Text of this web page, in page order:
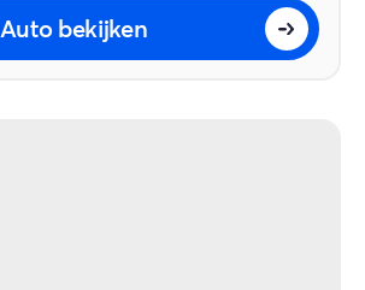
Auto bekijken